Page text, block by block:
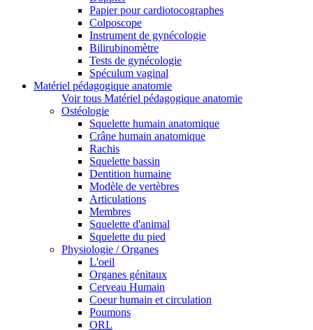
Papier pour cardiotocographes
Colposcope
Instrument de gynécologie
Bilirubinomètre
Tests de gynécologie
Spéculum vaginal
Matériel pédagogique anatomie
Voir tous Matériel pédagogique anatomie
Ostéologie
Squelette humain anatomique
Crâne humain anatomique
Rachis
Squelette bassin
Dentition humaine
Modèle de vertèbres
Articulations
Membres
Squelette d'animal
Squelette du pied
Physiologie / Organes
L'oeil
Organes génitaux
Cerveau Humain
Coeur humain et circulation
Poumons
ORL